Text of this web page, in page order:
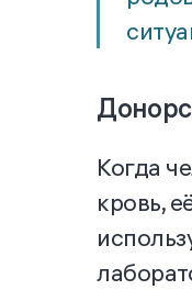
Когда
кровь,